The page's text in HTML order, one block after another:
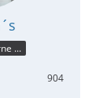
...
904